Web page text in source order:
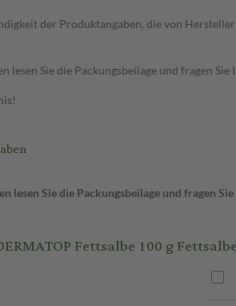
der Produktangaben, die von
lesen Sie die Packungsbeilage und fragen
lesen Sie die Packungsbeilage und fragen
Fettsalbe 100 g Fettsalbe